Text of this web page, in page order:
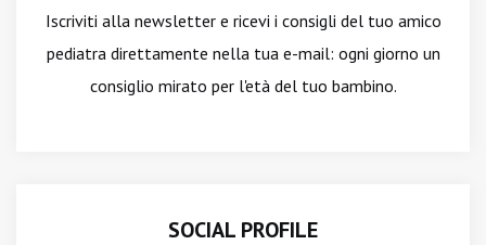
Iscriviti alla newslettere ricevi i consigli del tuo amico
pediatra direttamente nella tua e-mail: ogni giorno un
consiglio mirato per l'età del tuo bambino.
SOCIAL PROFILE